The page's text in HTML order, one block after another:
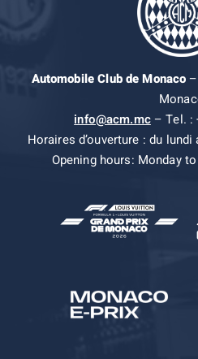
Automobile Club de Monaco
info@acm.mc– Tel. :
Horaires d’ouverture : du
Opening hours: Monday